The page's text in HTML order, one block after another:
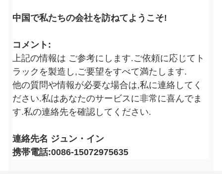
中国で私たちの会社を訪ねてようこそ!
コメント:
上記の情報は ご参考にします.ご依頼に応じてト
ラックを製造し,ご要望をすべて満たします.
他の質問や情報が必要な場合は,私に連絡してく
ださい.私はあなたのサービスに非常に喜んでま
す.私の連絡先を確認してください.
連絡先名 ジュン・イン
携帯電話:0086-15072975635